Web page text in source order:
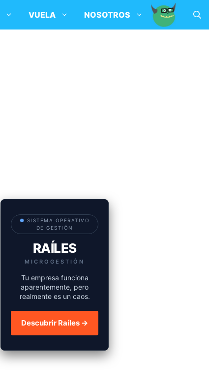
VUELA NOSOTROS
● SISTEMA OPERATIVO
DE GESTIÓN
RAÍLES
MICROGESTIÓN
Tu empresa funciona
aparentemente, pero
realmente es un caos.
Descubrir Raíles →